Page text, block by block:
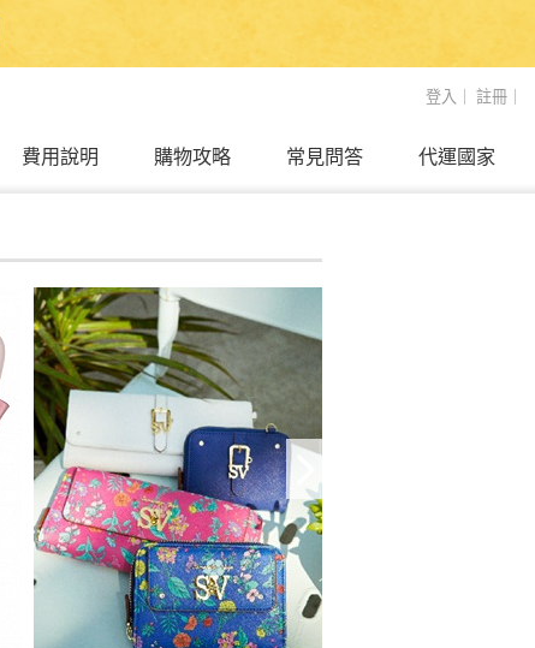
登入 註冊
代運國家
常見問答
購物攻略
費用說明